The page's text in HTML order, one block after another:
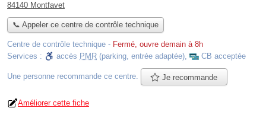
84140 Montfavet
📞 Appeler ce centre de contrôle technique
Centre de contrôle technique - Fermé, ouvre demain à 8h
Services :
accès PMR (parking, entrée adaptée), CB acceptée
Une personne recommande ce centre. Je recommande
Améliorer cette fiche